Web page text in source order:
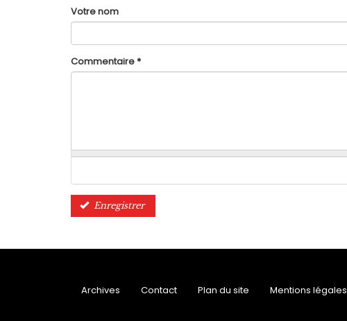
Votre nom
Commentaire *
Enregistrer
Archives Contact Plan du site Mentions légales